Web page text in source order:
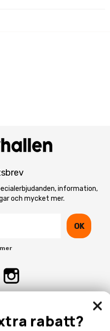
information,
och mycket mer.
OK
rabatt?